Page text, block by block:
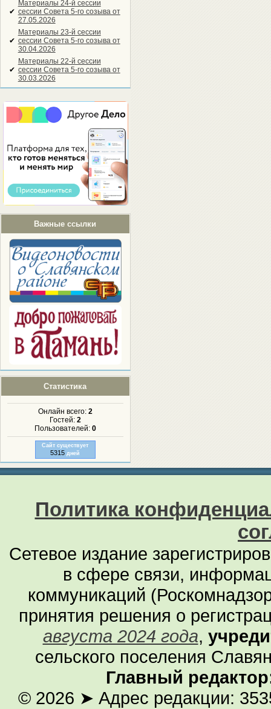
✔
Материалы 24-й сессии
сессии Совета 5-го созыва от
27.05.2026
✔
Материалы 23-й сессии
сессии Совета 5-го созыва от
30.04.2026
✔
Материалы 22-й сессии
сессии Совета 5-го созыва от
30.03.2026
Важные ссылки
Статистика
Онлайн всего: 2
Гостей: 2
Пользователей: 0
Сайт существует
5315 дней
Политика
Сетевое издание
в сфере связи,
коммуникаций
принятия решения о
августа 2024 года,
сельского поселения
Главный
© 2026 ➤ Адрес редакции: